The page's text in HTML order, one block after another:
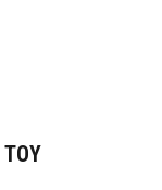
ΤΟΥ